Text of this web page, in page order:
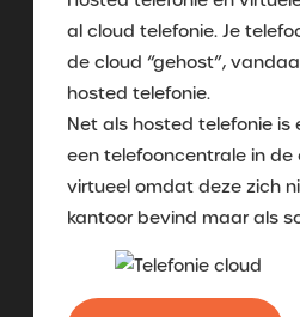
al cloud telefonie. Je
de cloud “gehost”,
hosted telefonie.
Net als hosted telefonie is
een telefooncentrale in de
virtueel omdat deze zich
kantoor bevind maar als